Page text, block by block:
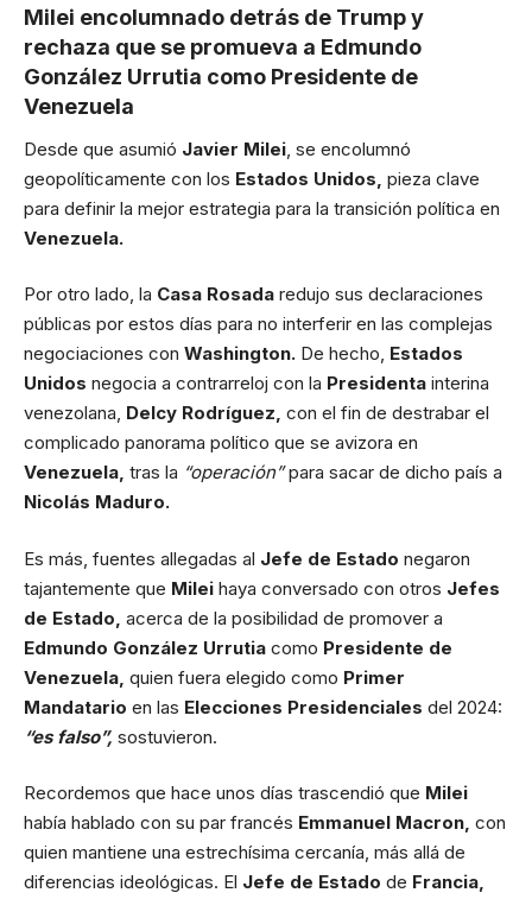
Milei encolumnado detrás de Trump y
rechaza que se promueva a Edmundo
González Urrutia como Presidente de
Venezuela
Desde que asumió Javier Milei, se encolumnó
geopolíticamente con los Estados Unidos, pieza clave
para definir la mejor estrategia para la transición política en
Venezuela.
Por otro lado, la Casa Rosada redujo sus declaraciones
públicas por estos días para no interferir en las complejas
negociaciones con Washington. De hecho, Estados
Unidos negocia a contrarreloj con la Presidenta interina
venezolana, Delcy Rodríguez, con el fin de destrabar el
complicado panorama político que se avizora en
Venezuela, tras la “operación”para sacar de dicho país a
Nicolás Maduro.
Es más, fuentes allegadas al Jefe de Estado negaron
tajantemente que Milei haya conversado con otros Jefes
de Estado, acerca de la posibilidad de promover a
Edmundo González Urrutia como Presidente de
Venezuela, quien fuera elegido como Primer
Mandatario en las Elecciones Presidenciales del 2024:
“es falso”, sostuvieron.
Recordemos que hace unos días trascendió que Milei
había hablado con su par francés Emmanuel Macron, con
quien mantiene una estrechísima cercanía, más allá de
diferencias ideológicas. El Jefe de Estado de Francia,